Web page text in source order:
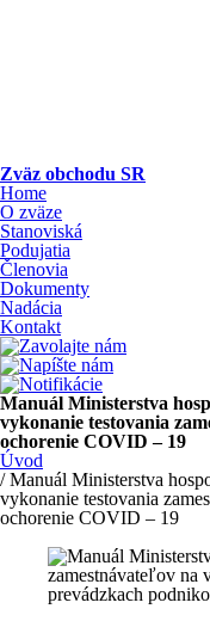
Zväz obchodu SR
Home
O zväze
Stanoviská
Podujatia
Členovia
Dokumenty
Nadácia
Kontakt
Manuál Ministerstva
vykonanie testovania
ochorenie COVID – 19
Úvod
/ Manuál Ministerstva
vykonanie testovania
ochorenie COVID – 19